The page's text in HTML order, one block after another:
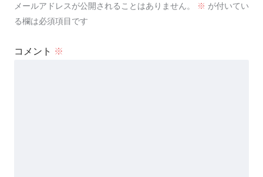
メールアドレスが公開されることはありません。 ※ が付いてい
る欄は必須項目です
コメント ※